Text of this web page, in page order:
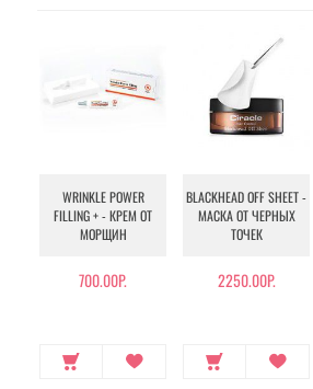
WRINKLE POWER
FILLING + - КРЕМ ОТ
МОРЩИН
700.00Р.
BLACKHEAD OFF SHEET -
МАСКА ОТ ЧЕРНЫХ
ТОЧЕК
2250.00Р.